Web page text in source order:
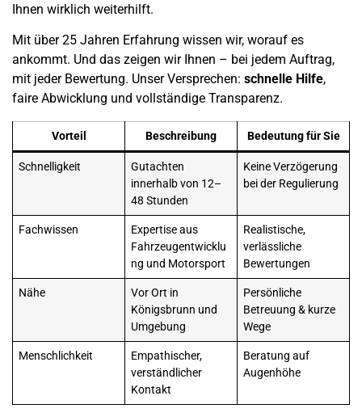
Ihnen wirklich weiterhilft.
Mit über 25 Jahren Erfahrung wissen wir, worauf es
ankommt. Und das zeigen wir Ihnen – bei jedem Auftrag,
mit jeder Bewertung. Unser Versprechen: schnelle Hilfe,
faire Abwicklung und vollständige Transparenz.
Vorteil Beschreibung Bedeutung für Sie
Schnelligkeit
Gutachten
innerhalb von 12–
48 Stunden
Keine Verzögerung
bei der Regulierung
Fachwissen
Expertise aus
Fahrzeugentwicklu
ng und Motorsport
Realistische,
verlässliche
Bewertungen
Nähe
Vor Ort in
Königsbrunn und
Umgebung
Persönliche
Betreuung & kurze
Wege
Menschlichkeit
Empathischer,
verständlicher
Kontakt
Beratung auf
Augenhöhe